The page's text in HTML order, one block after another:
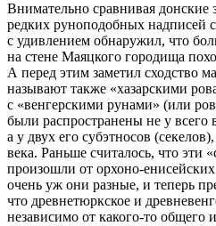
Внимательно сравнивая донские
редких руноподобных надписей
с удивлением обнаружил, что
на стене Маяцкого городища
А перед этим заметил сходство
называют также «хазарскими
с «венгерскими рунами» (или
были распространены не у всего
а у двух его субэтносов
века. Раньше считалось, что эти
произошли от орхоно-
очень уж они разные, и теперь
что древнетюркское и
независимо от какого-то общего